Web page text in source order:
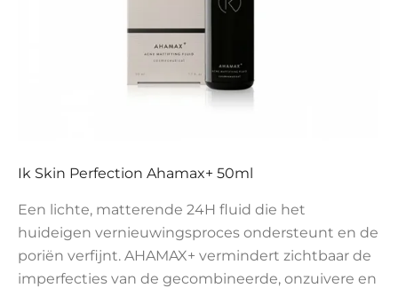
Ik Skin Perfection Ahamax+ 50ml
Een lichte, matterende 24H fluid die het
huideigen vernieuwingsproces ondersteunt en de
poriën verfijnt. AHAMAX+ vermindert zichtbaar de
imperfecties van de gecombineerde, onzuivere en